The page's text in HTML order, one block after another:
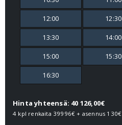
12:00 12:30
13:30 14:00
15:00 15:30
16:30
Hinta yhteensä: 40 126,00€
4 kpl renkaita 39996€ + asennus 130€